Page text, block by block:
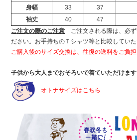
身幅
33
37
袖丈
40
47
ご注文の際のご注意 ご注文される際は、必ず
ださい。お手持ちのＴシャツ等と比較してい
ご購入後のサイズ交換は、往復の送料をご負担
子供から大人までおそろいで着ていただけます
オトナサイズはこちら